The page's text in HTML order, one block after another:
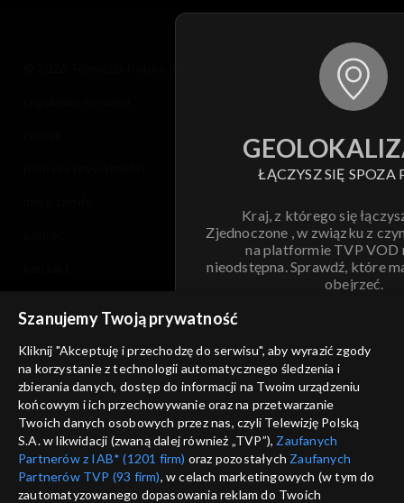
ŁĄCZYSZ SIĘ SPOZA
Kraj, z którego się
Zjednoczone , w związku z
na platformie TVP VOD
nieodstępna. Sprawdź, które
obejrzeć.
ANULUJ
informacje o dostawcy usług
Szanujemy Twoją prywatność
Kliknij "Akceptuję i przechodzę do serwisu", aby wyrazić zgody
na korzystanie z technologii automatycznego śledzenia i
zbierania danych, dostęp do informacji na Twoim urządzeniu
końcowym i ich przechowywanie oraz na przetwarzanie
Twoich danych osobowych przez nas, czyli Telewizję Polską
S.A. w likwidacji (zwaną dalej również „TVP”), Zaufanych
Partnerów z IAB* (1201 firm) oraz pozostałych Zaufanych
Partnerów TVP (93 firm), w celach marketingowych (w tym do
zautomatyzowanego dopasowania reklam do Twoich